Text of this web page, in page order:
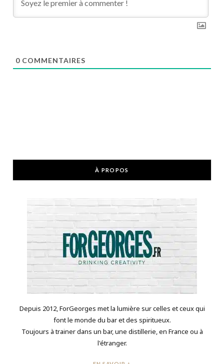
0 COMMENTAIRES
À PROPOS
Depuis 2012, ForGeorges met la lumière sur celles et ceux qui
font le monde du bar et des spiritueux.
Toujours à trainer dans un bar, une distillerie, en France ou à
l'étranger.